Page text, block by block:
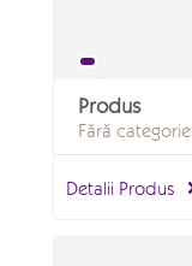
Produs
Fără categorie
Detalii Produs